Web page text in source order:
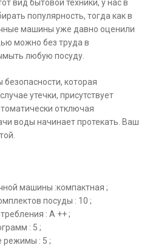
вид бытовой техники, у нас в
популярность, тогда как в
машины уже давно оценили
можно без труда в
любую посуду.
которая
утечки, присутствует
отключая
воды начинает протекать. Ваш
машины :компактная ;
посуды : 10 ;
: А ++ ;
: 5 ;
режимы : 5 ;